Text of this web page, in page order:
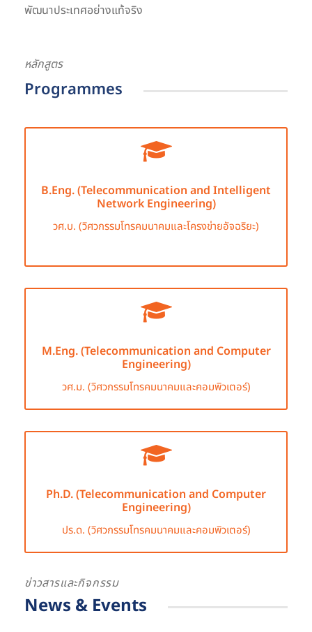
พัฒนาประเทศอย่างแท้จริง
หลักสูตร
Programmes
B.Eng. (Telecommunication and Intelligent
Network Engineering)
วศ.บ. (วิศวกรรมโทรคมนาคมและโครงข่ายอัจฉริยะ)
M.Eng. (Telecommunication and Computer
Engineering)
วศ.ม. (วิศวกรรมโทรคมนาคมและคอมพิวเตอร์)
Ph.D. (Telecommunication and Computer
Engineering)
ปร.ด. (วิศวกรรมโทรคมนาคมและคอมพิวเตอร์)
ข่าวสารและกิจกรรม
News & Events